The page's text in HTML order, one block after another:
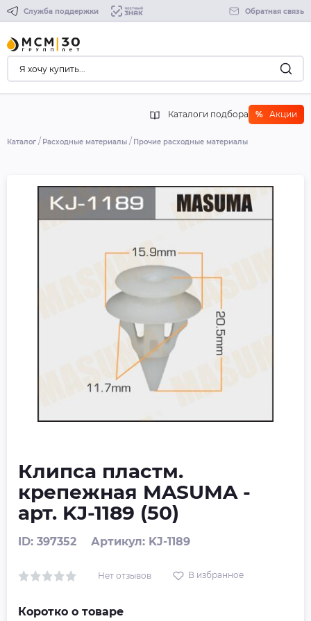
Служба поддержки Обратная связь
Каталоги подбора % Акции
Каталог Расходные материалы Прочие расходные материалы
Клипса пластм.
крепежная MASUMA -
арт. KJ-1189 (50)
ID: 397352 Артикул: KJ-1189
Нет отзывов В избранное
Коротко о товаре